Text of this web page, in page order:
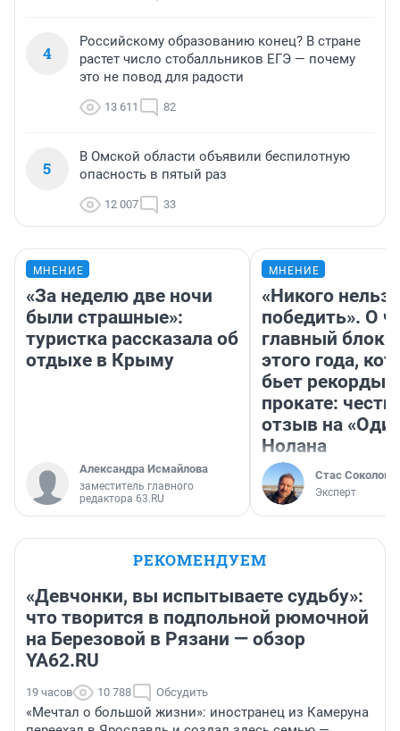
4
Российскому образованию конец? В стране
растет число стобалльников ЕГЭ — почему
это не повод для радости
13 611 82
5
В Омской области объявили беспилотную
опасность в пятый раз
12 007 33
МНЕНИЕ
«За неделю две ночи
были страшные»:
туристка рассказала об
отдыхе в Крыму
Александра Исмайлова
заместитель главного
редактора 63.RU
МНЕНИЕ
«Никого нельзя
победить». О
главный
этого года,
бьет рекорды в
прокате:
отзыв на
Нолана
Стас Соколов
Эксперт
РЕКОМЕНДУЕМ
«Девчонки, вы испытываете судьбу»:
что творится в подпольной рюмочной
на Березовой в Рязани — обзор
YA62.RU
19 часов 10 788 Обсудить
«Мечтал о большой жизни»: иностранец из Камеруна